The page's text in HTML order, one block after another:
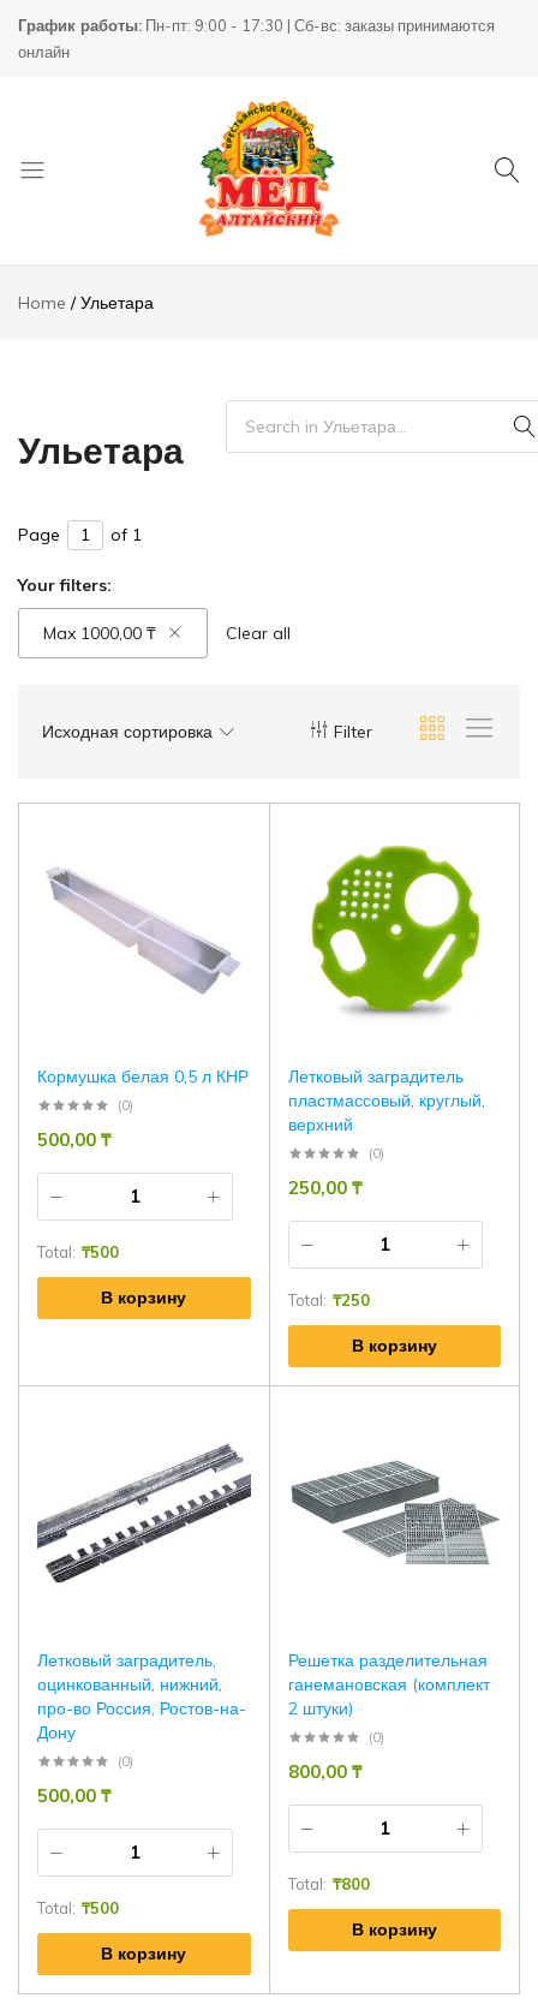
График работы: Пн-пт: 9:00 - 17:30 | Сб-вс: заказы принимаются
онлайн
Home
Ульетара
Ульетара
Page of 1
Your filters:
Max 1000,00 ₸ Clear all
Filter
Исходная сортировка
Кормушка белая 0,5 л КНР
(0)
500,00 ₸
Total: ₸500
В корзину
Летковый заградитель
пластмассовый, круглый,
верхний
(0)
250,00 ₸
Total: ₸250
В корзину
Летковый заградитель,
оцинкованный, нижний,
про-во Россия, Ростов-на-
Дону
(0)
500,00 ₸
Total: ₸500
В корзину
Решетка разделительная
ганемановская (комплект
2 штуки)
(0)
800,00 ₸
Total: ₸800
В корзину